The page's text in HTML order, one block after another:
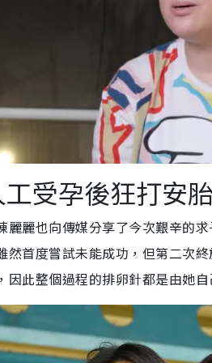
受孕後狂打安
麗麗也向傳媒分享了今次艱辛的
然首度嘗試未能成功，但第二次
因此整個過程的排卵針都是由她